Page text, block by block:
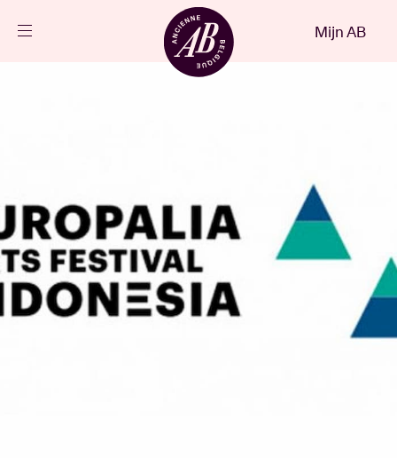
NL
Nieuws
Bezoekersinfo
Mijn AB